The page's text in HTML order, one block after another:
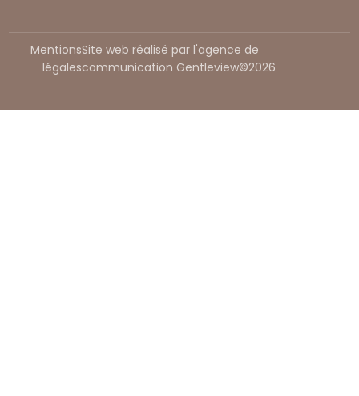
Site web réalisé par l'agence de
communication Gentleview©2026
Mentions
légales